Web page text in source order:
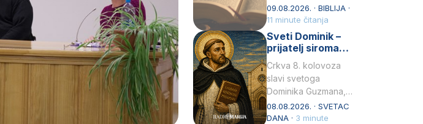
glavu siromahui
posađuje ga među
knezove.2 Ne hvali
čovjeka po obličju
09.08.2026. · BIBLIJA ·
11 minute čitanja
Sveti Dominik –
prijatelj siromaha
i širitelj krunice
Crkva 8. kolovoza
slavi svetoga
Dominika Guzmana,
svećenika i
utemeljitelja Reda
08.08.2026. · SVETAC
DANA · 3 minute